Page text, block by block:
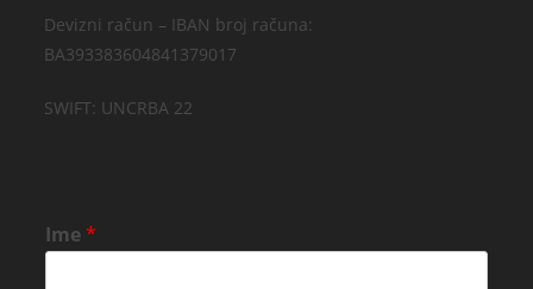
Devizni račun – IBAN broj računa:
BA393383604841379017
SWIFT: UNCRBA 22
Ime*